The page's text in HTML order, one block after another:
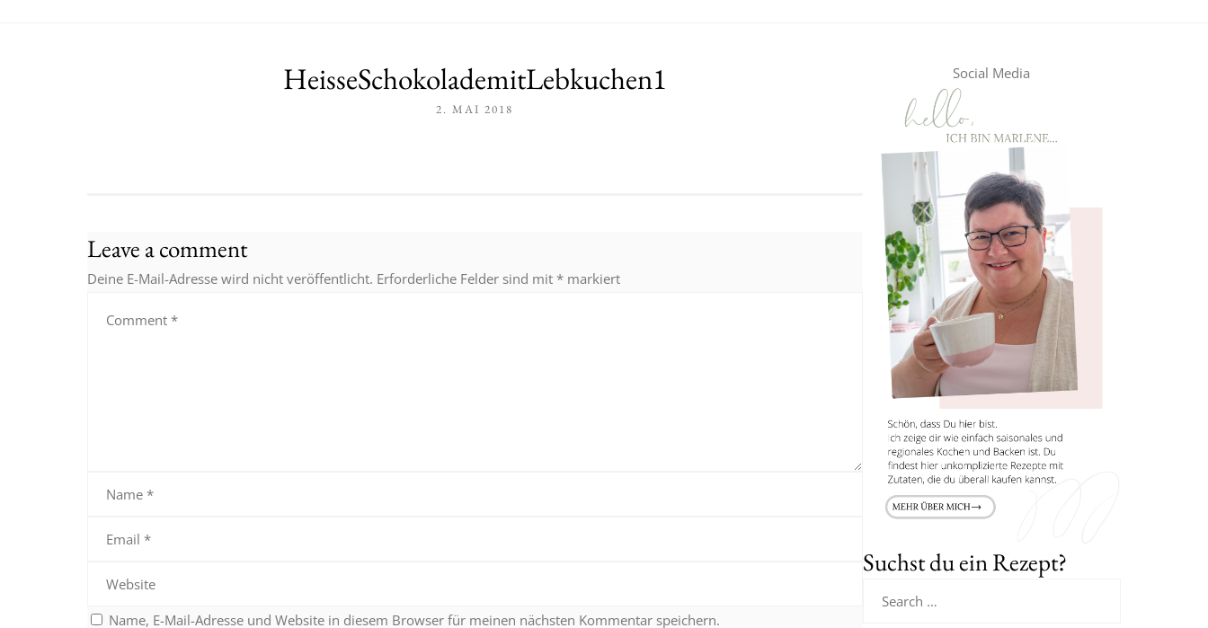
HeisseSchokolademitLebkuchen1
2. MAI 2018
Leave a comment
Deine E-Mail-Adresse wird nicht veröffentlicht. Erforderliche Felder sind mit * markiert
Name, E-Mail-Adresse und Website in diesem Browser für meinen nächsten Kommentar speichern.
Social Media
Suchst du ein Rezept?